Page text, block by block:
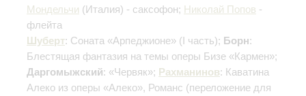
Мондельчи (Италия) - саксофон; Николай Попов -
флейта
Шуберт: Соната «Арпеджионе» (I часть); Борн:
Блестящая фантазия на темы оперы Бизе «Кармен»;
Даргомыжский: «Червяк»; Рахманинов: Каватина
Алеко из оперы «Алеко», Романс (переложение для